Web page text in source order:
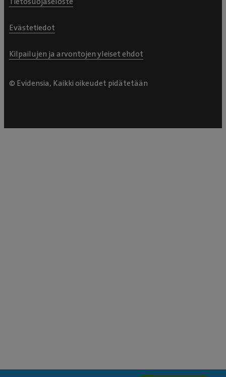
Evästetiedot
Kilpailujen ja arvontojen yleiset ehdot
© Evidensia, Kaikki oikeudet pidätetään